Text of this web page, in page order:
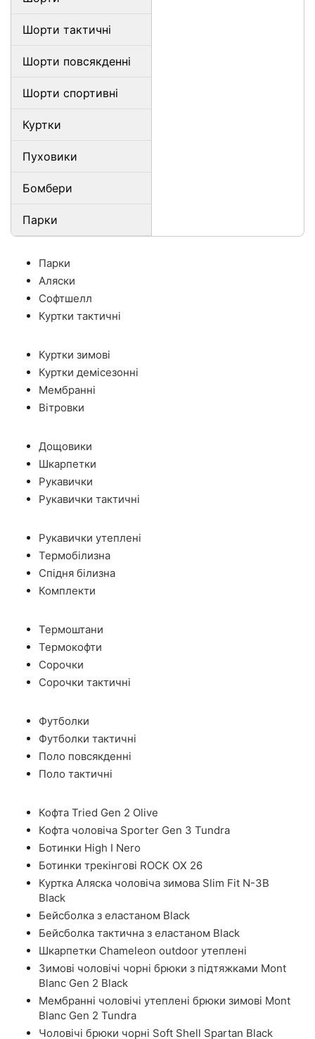
Шорти тактичні
Шорти повсякденні
Шорти спортивні
Куртки
Пуховики
Бомбери
Парки
Парки
Аляски
Софтшелл
Куртки тактичні
Куртки зимові
Куртки демісезонні
Мембранні
Вітровки
Дощовики
Шкарпетки
Рукавички
Рукавички тактичні
Рукавички утеплені
Термобілизна
Спідня білизна
Комплекти
Термоштани
Термокофти
Сорочки
Сорочки тактичні
Футболки
Футболки тактичні
Поло повсякденні
Поло тактичні
Кофта Tried Gen 2 Olive
Кофта чоловіча Sporter Gen 3 Tundra
Ботинки High I Nero
Ботинки трекінгові ROCK OX 26
Куртка Аляска чоловіча зимова Slim Fit N-3B
Black
Бейсболка з еластаном Black
Бейсболка тактична з еластаном Black
Шкарпетки Chameleon outdoor утеплені
Зимові чоловічі чорні брюки з підтяжками Mont
Blanc Gen 2 Black
Мембранні чоловічі утеплені брюки зимові Mont
Blanc Gen 2 Tundra
Чоловічі брюки чорні Soft Shell Spartan Black